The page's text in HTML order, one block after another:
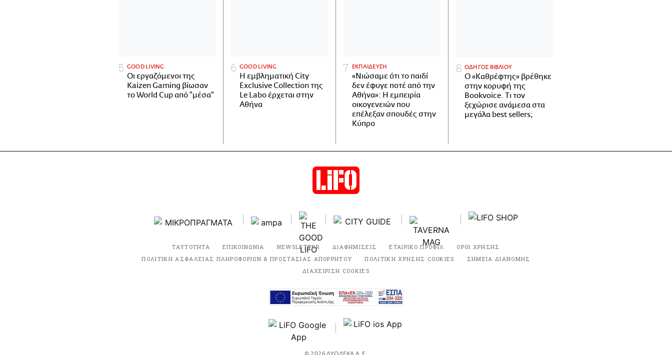
GOOD LIVING
Οι εργαζόμενοι της
Kaizen Gaming βίωσαν
το World Cup από "μέσα"
GOOD LIVING
Η εμβληματική City
Exclusive Collection της
Le Labo έρχεται στην
Αθήνα
ΕΚΠΑΙΔΕΥΣΗ
«Νιώσαμε ότι το παιδί
δεν έφυγε ποτέ από την
Αθήνα»: Η εμπειρία
οικογενειών που
επέλεξαν σπουδές στην
Κύπρο
ΟΔΗΓΟΣ ΒΙΒΛΙΟΥ
Ο «Καθρέφτης» βρέθηκε
στην κορυφή της
Bookvoice. Τι τον
ξεχώρισε ανάμεσα στα
μεγάλα best sellers;
ΤΑΥΤΟΤΗΤΑ ΕΠΙΚΟΙΝΩΝΙΑ NEWSLETTER ΔΙΑΦΗΜΙΣΕΙΣ ΕΤΑΙΡΙΚΟ ΠΡΟΦΙΛ
ΟΡΟΙ ΧΡΗΣΗΣ
ΠΟΛΙΤΙΚΗ ΑΣΦΑΛΕΙΑΣ ΠΛΗΡΟΦΟΡΙΩΝ & ΠΡΟΣΤΑΣΙΑΣ ΑΠΟΡΡΗΤΟΥ
ΠΟΛΙΤΙΚΗ ΧΡΗΣΗΣ COOKIES
ΣΗΜΕΙΑ ΔΙΑΝΟΜΗΣ
ΔΙΑΧΕΙΡΙΣΗ COOKIES